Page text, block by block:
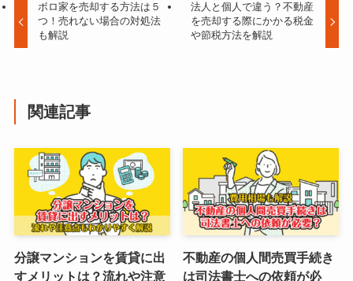
ボロ家を売却する方法は５
つ！売れない場合の対処法
も解説
法人と個人で違う？不動産
を売却する際にかかる税金
や節税方法を解説
関連記事
分譲マンションを賃貸に出
すメリットは？流れや注意
不動産の個人間売買手続き
は司法書士への依頼が必